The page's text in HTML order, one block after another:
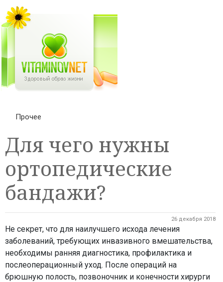
Прочее
Для чего нужны
ортопедические
бандажи?
26 декабря 2018
Не секрет, что для наилучшего исхода лечения
заболеваний, требующих инвазивного вмешательства,
необходимы ранняя диагностика, профилактика и
послеоперационный уход. После операций на
брюшную полость, позвоночник и конечности хирурги